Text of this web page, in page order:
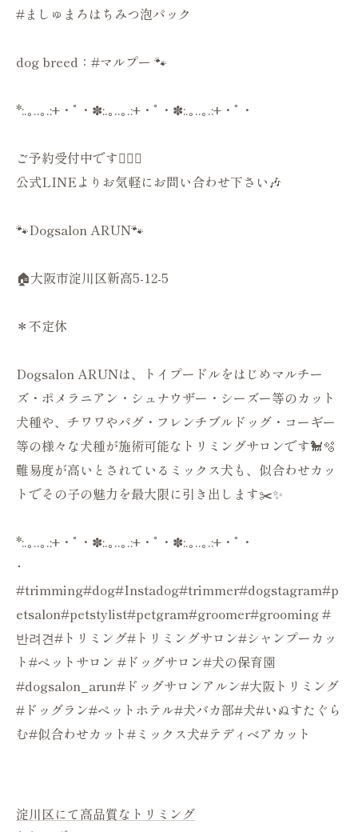
#ましゅまろはちみつ泡パック
dog breed：#マルプー 🐾
*:.｡..｡.:+・ﾟ・✽:.｡..｡.:+・ﾟ・✽:.｡..｡.:+・ﾟ・
ご予約受付中です💁🏻‍♀️
公式LINEよりお気軽にお問い合わせ下さい🎶
🐾Dogsalon ARUN🐾
🏠大阪市淀川区新高5-12-5
＊不定休
Dogsalon ARUNは、トイプードルをはじめマルチー
ズ・ポメラニアン・シュナウザー・シーズー等のカット
犬種や、チワワやパグ・フレンチブルドッグ・コーギー
等の様々な犬種が施術可能なトリミングサロンです🐩🫧
難易度が高いとされているミックス犬も、似合わせカッ
トでその子の魅力を最大限に引き出します✂️✨
*:.｡..｡.:+・ﾟ・✽:.｡..｡.:+・ﾟ・✽:.｡..｡.:+・ﾟ・
･
#trimming#dog#Instadog#trimmer#dogstagram#p
etsalon#petstylist#petgram#groomer#grooming #
반려견#トリミング#トリミングサロン#シャンプーカッ
ト#ペットサロン #ドッグサロン#犬の保育園
#dogsalon_arun#ドッグサロンアルン#大阪トリミング
#ドッグラン#ペットホテル#犬バカ部#犬#いぬすたぐら
む#似合わせカット#ミックス犬#テディベアカット
淀川区にて高品質なトリミング